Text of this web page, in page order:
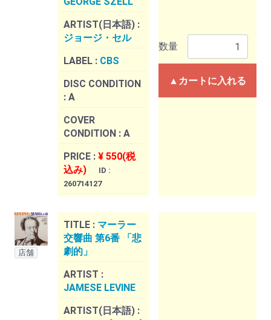
ARTIST(日本語) :
ジョージ・セル
LABEL : CBS
DISC CONDITION
: A
COVER
CONDITION : A
PRICE : ¥ 550(税
込み)
ID :
260714127
数量
▲カートに入れる
店舗
TITLE : マーラー
交響曲 第6番 「悲
劇的」
ARTIST :
JAMESE LEVINE
ARTIST(日本語) :